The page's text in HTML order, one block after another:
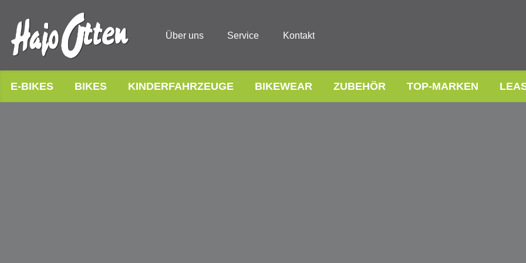
Über uns Service Kontakt
E-BIKES BIKES KINDERFAHRZEUGE BIKEWEAR ZUBEHÖR TOP-MARKEN